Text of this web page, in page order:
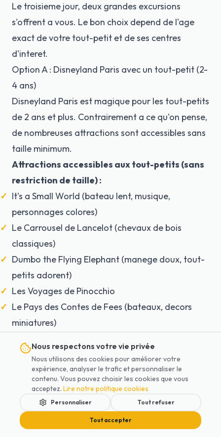
Le troisieme jour, deux grandes excursions
s'offrent a vous. Le bon choix depend de l'age
exact de votre tout-petit et de ses centres
d'interet.
Option A : Disneyland Paris avec un tout-petit (2-
4 ans)
Disneyland Paris est magique pour les tout-petits
de 2 ans et plus. Contrairement a ce qu'on pense,
de nombreuses attractions sont accessibles sans
taille minimum.
Attractions accessibles aux tout-petits (sans
restriction de taille) :
It's a Small World (bateau lent, musique,
personnages colores)
Le Carrousel de Lancelot (chevaux de bois
classiques)
Dumbo the Flying Elephant (manege doux, tout-
petits adorent)
Les Voyages de Pinocchio
Le Pays des Contes de Fees (bateaux, decors
miniatures)
famille)
Astuces tout-petit a Disneyland :
Baby Switch :un parent fait la queue pour une
attraction a restriction, puis echange avec l'autre
parent sans refaire la queue
Nous respectons votre vie privée
Nous utilisons des cookies pour améliorer votre
expérience, analyser le trafic et personnaliser le
contenu. Vous pouvez choisir les cookies que vous
acceptez. Lire notre politique cookies
Personnaliser Tout refuser
Tout accepter